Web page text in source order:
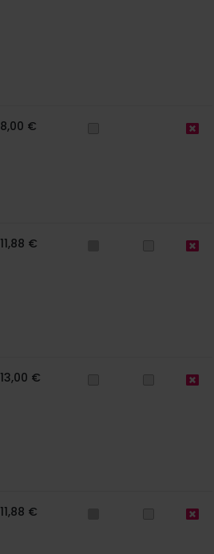
8,00 €
11,88 €
13,00 €
11,88 €